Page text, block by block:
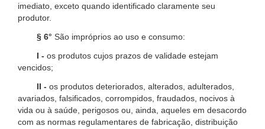
imediato, exceto quando identificado claramente seu
produtor.
§ 6° São impróprios ao uso e consumo:
I - os produtos cujos prazos de validade estejam
vencidos;
II - os produtos deteriorados, alterados, adulterados,
avariados, falsificados, corrompidos, fraudados, nocivos à
vida ou à saúde, perigosos ou, ainda, aqueles em desacordo
com as normas regulamentares de fabricação, distribuição